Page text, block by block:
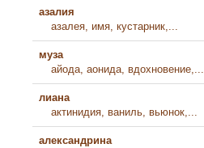
азалия
азалея, имя, кустарник,...
муза
айода, аонида, вдохновение,...
лиана
актинидия, ваниль, вьюнок,...
александрина